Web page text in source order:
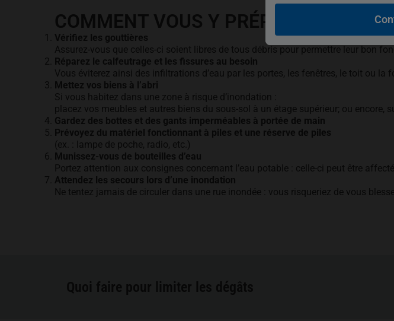
COMMENT VOUS Y PRÉPARER
Vérifiez les gouttières
Assurez-vous que celles-ci soient libres de tous débris pour permettre leur bon
Réparez le calfeutrage et les fissures au besoin
Vous éviterez ainsi des infiltrations d’eau par les portes, les fenêtres, le toit ou la
Mettez vos biens à l’abri
Si vous habitez dans une zone à risque d’inondation :
placez vos meubles et autres biens du sous-sol à un étage supérieur; ou encore,
Gardez des bottes et des gants imperméables à portée de main
Prévoyez du matériel fonctionnant à piles et une réserve de piles
(ex. : lampe de poche, radio, etc.)
Munissez-vous de bouteilles d’eau
Portez attention aux consignes concernant l’eau potable : celle-ci peut être
Attendez les secours lors d’une inondation
Ne tentez jamais de circuler dans une rue inondée : vous risqueriez de vous